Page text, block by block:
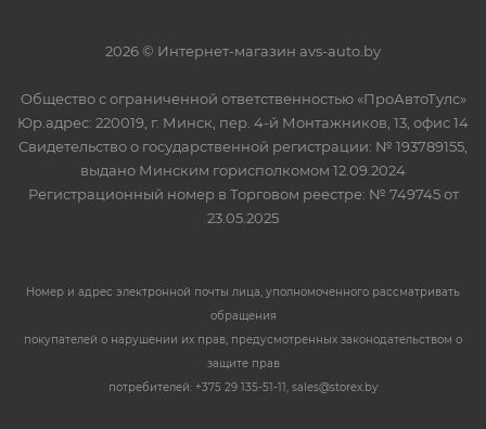
2026 © Интернет-магазин avs-auto.by
Общество с ограниченной ответственностью «ПроАвтоТулс»
Юр.адрес: 220019, г. Минск, пер. 4-й Монтажников, 13, офис 14
Свидетельство о государственной регистрации: № 193789155,
выдано Минским горисполкомом 12.09.2024
Регистрационный номер в Торговом реестре: № 749745 от
23.05.2025
Номер и адрес электронной почты лица, уполномоченного рассматривать
обращения
покупателей о нарушении их прав, предусмотренных законодательством о
защите прав
потребителей: +375 29 135-51-11, sales@storex.by